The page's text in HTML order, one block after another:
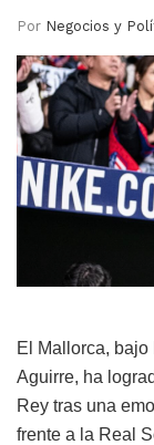
Por Negocios y
El Mallorca,
Aguirre, ha
Rey tras una
frente a la Real